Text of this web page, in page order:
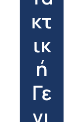
κτ
ικ
ή
Γε
νι